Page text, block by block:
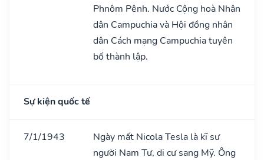
Phnôm Pênh. Nước Cộng hoà Nhân
dân Campuchia và Hội đồng nhân
dân Cách mạng Campuchia tuyên
bố thành lập.
Sự kiện quốc tế
7/1/1943
Ngày mất Nicola Tesla là kĩ sư
người Nam Tư, di cư sang Mỹ. Ông